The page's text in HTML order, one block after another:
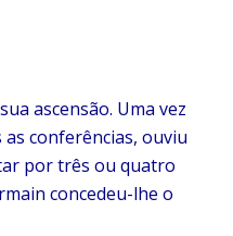
ascensão. Uma vez
conferências, ouviu
por três ou quatro
concedeu-lhe o